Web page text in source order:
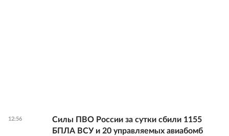
12:56
Силы ПВО России за сутки сбили 1155
БПЛА ВСУ и 20 управляемых авиабомб